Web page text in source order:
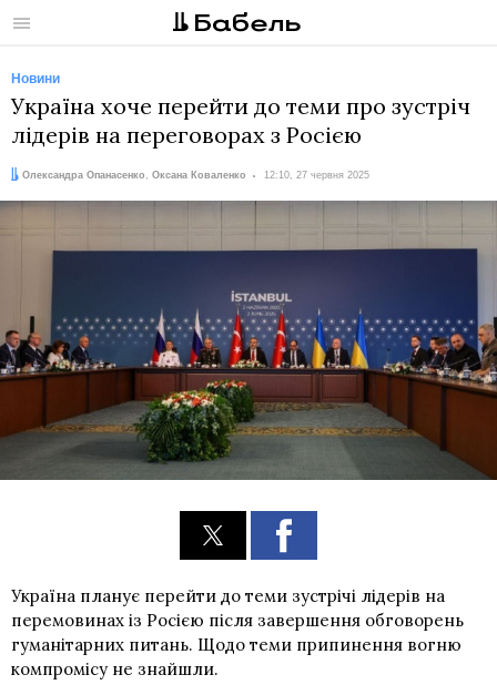
Меню
Новини
Україна хоче перейти до теми про зустріч
лідерів на переговорах з Росією
Автори:
Олександра Опанасенко , Оксана Коваленко
Дата: 12:10, 27 червня 2025
Україна планує перейти до теми зустрічі лідерів на
перемовинах із Росією після завершення обговорень
гуманітарних питань. Щодо теми припинення вогню
компромісу не знайшли.